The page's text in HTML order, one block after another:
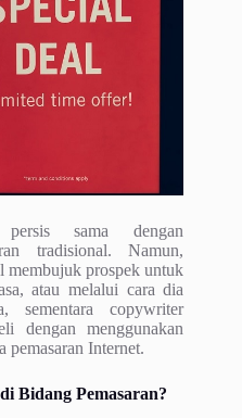
sama dengan
tradisional. Namun,
membujuk prospek untuk
atau melalui cara dia
sementara copywriter
dengan menggunakan
pemasaran Internet.
Bidang Pemasaran?